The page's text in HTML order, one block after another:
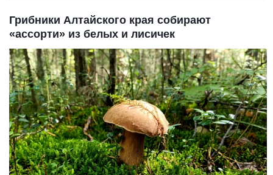
Грибники Алтайского края собирают
«ассорти» из белых и лисичек